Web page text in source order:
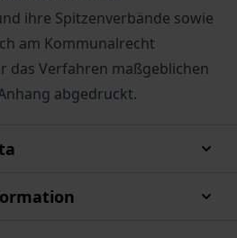
ihre Spitzenverbände sowie
am Kommunalrecht
das Verfahren maßgeblichen
abgedruckt.